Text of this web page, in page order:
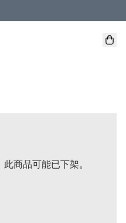
送到家。
商品可能已下架。